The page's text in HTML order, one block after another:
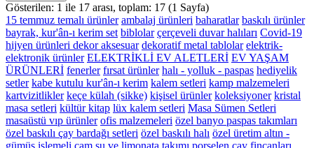
Gösterilen: 1 ile 17 arası, toplam: 17 (1 Sayfa)
15 temmuz temalı ürünler ambalaj ürünleri baharatlar baskılı ürünler
bayrak, kur'ân-ı kerim set biblolar çerçeveli duvar halıları Covid-19
hijyen ürünleri dekor aksesuar dekoratif metal tablolar elektrik-
elektronik ürünler ELEKTRİKLİ EV ALETLERİ EV YAŞAM
ÜRÜNLERİ fenerler fırsat ürünler halı - yolluk - paspas hediyelik
setler kabe kutulu kur'ân-ı kerim kalem setleri kamp malzemeleri
kartvizitlikler keçe külah (sikke) kişisel ürünler koleksiyoner kristal
masa setleri kültür kitap lüx kalem setleri Masa Sümen Setleri
masaüstü vıp ürünler ofis malzemeleri özel banyo paspas takımları
özel baskılı çay bardağı setleri özel baskılı halı özel üretim altın -
gümüş işlemeli cam su ve limonata takımı porselen çay fincanları